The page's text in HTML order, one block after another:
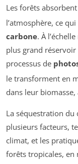
Les forêts
l’atmosphère, ce
carbone. À
plus grand réservoir
processus de
le transforment en
dans leur
La séquestration du
plusieurs facteurs,
climat, et les
forêts tropicales, en